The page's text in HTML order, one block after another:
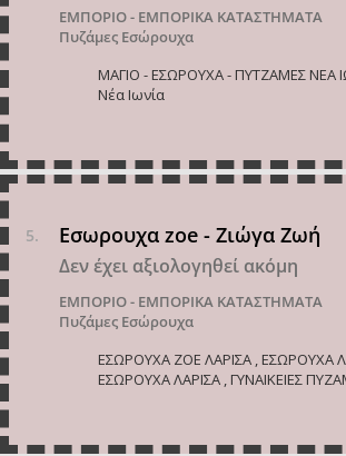
ΕΜΠΟΡΙΟ - ΕΜΠΟΡΙΚΑ ΚΑΤΑΣΤΗΜΑΤΑ
Πυζάμες Εσώρουχα
ΜΑΓΙΟ - ΕΣΩΡΟΥΧΑ - ΠΥΤΖΑΜΕΣ ΝΕΑ
Νέα Ιωνία
Εσωρουχα zoe - Ζιώγα Ζωή
Δεν έχει αξιολογηθεί ακόμη
ΕΜΠΟΡΙΟ - ΕΜΠΟΡΙΚΑ ΚΑΤΑΣΤΗΜΑΤΑ
Πυζάμες Εσώρουχα
ΕΣΩΡΟΥΧΑ ZOE ΛΑΡΙΣΑ , ΕΣΩΡΟΥΧΑ
ΕΣΩΡΟΥΧΑ ΛΑΡΙΣΑ , ΓΥΝΑΙΚΕΙΕΣ